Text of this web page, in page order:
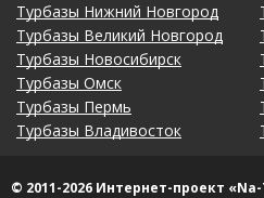
Турбазы Нижний Новгород
Турбазы Великий Новгород
Турбазы Новосибирск
Турбазы Омск
Турбазы Пермь
Турбазы Владивосток
© 2011-2026 Интернет-проект